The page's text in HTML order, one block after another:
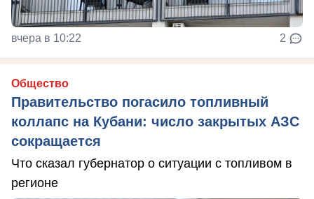
вчера в 10:22 2
Общество
Правительство погасило топливный
коллапс на Кубани: число закрытых АЗС
сокращается
Что сказал губернатор о ситуации с топливом в
регионе